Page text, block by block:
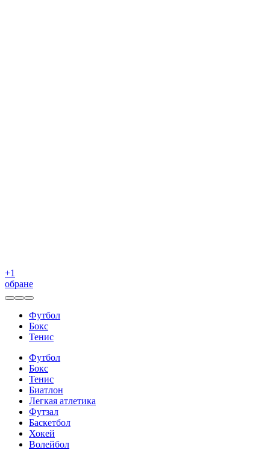
+1
обране
Футбол
Бокс
Тенис
Футбол
Бокс
Тенис
Биатлон
Легкая атлетика
Футзал
Баскетбол
Хокей
Волейбол